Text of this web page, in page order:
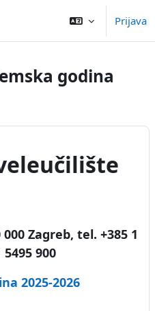
Prijava
godina
Zagreb, tel. +385 1
5495 900
2025-2026